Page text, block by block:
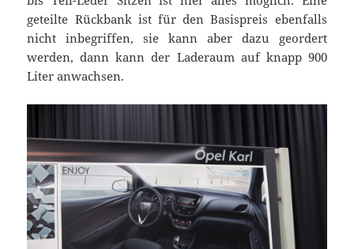
geteilte Rückbank ist für den Basispreis ebenfalls
nicht inbegriffen, sie kann aber dazu geordert
werden, dann kann der Laderaum auf knapp 900
Liter anwachsen.